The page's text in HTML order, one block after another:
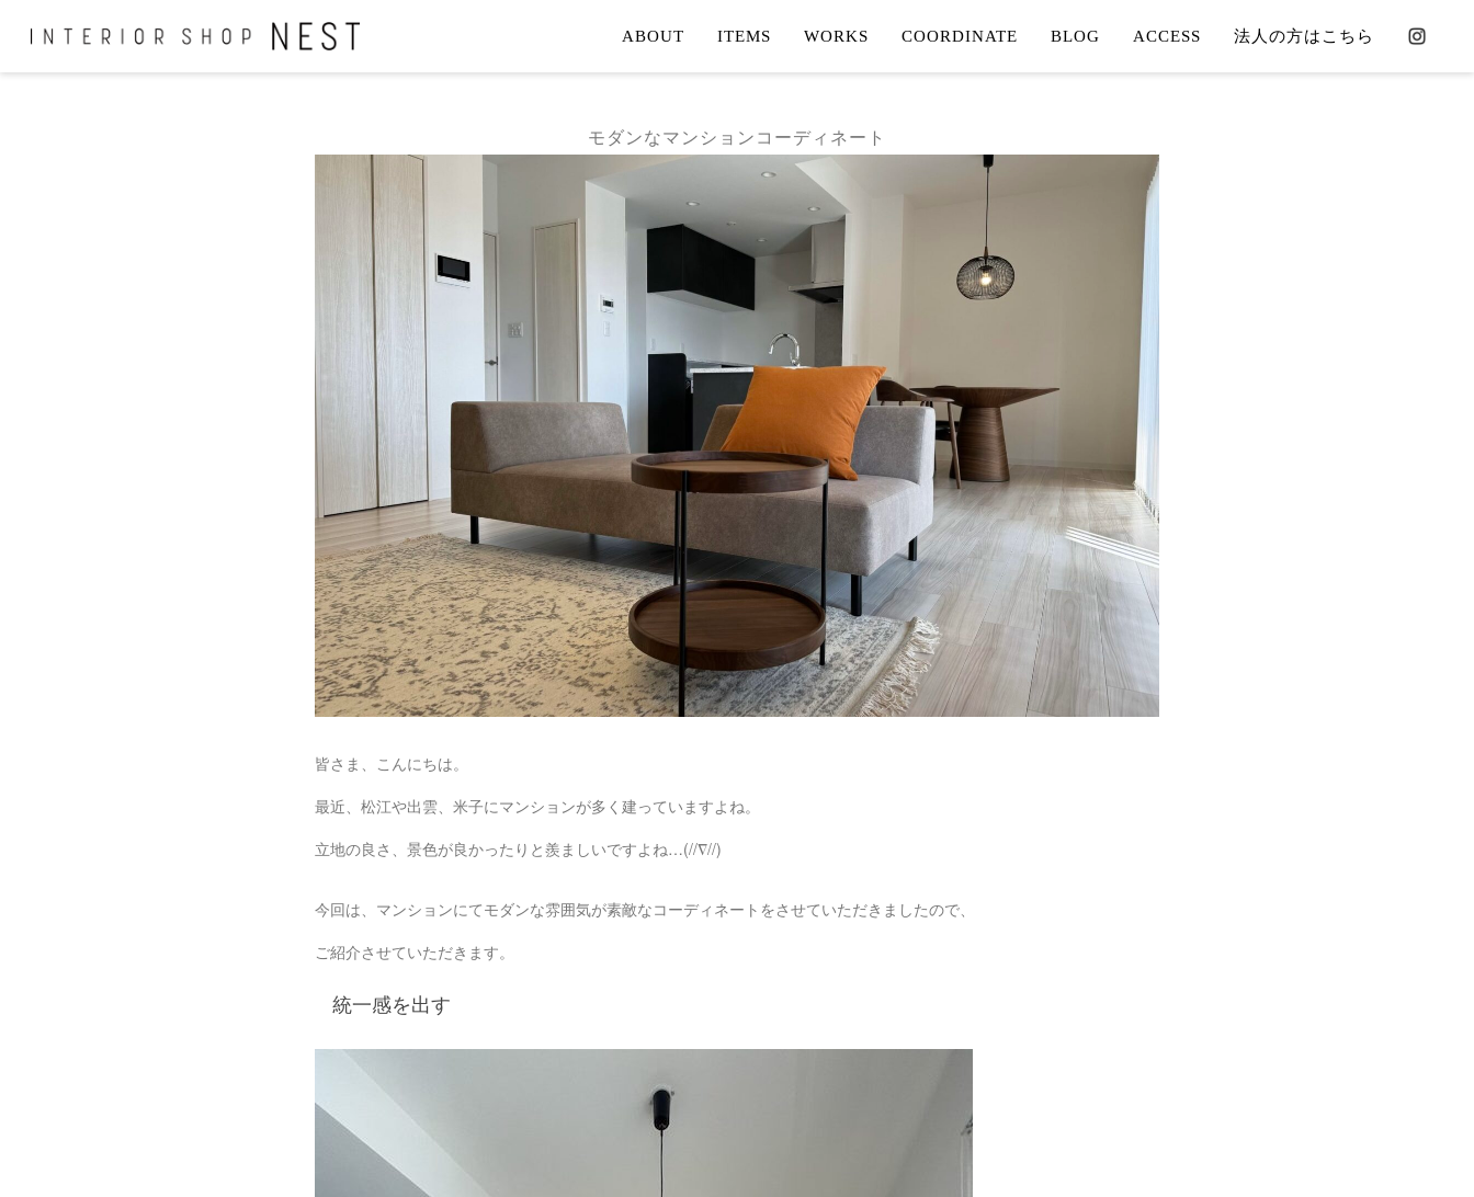
ABOUT ITEMS
LIGHTING
WORKS COORDINATE BLOG ACCESS 法人の方はこちら
モダンなマンションコーディネート
皆さま、こんにちは。
最近、松江や出雲、米子にマンションが多く建っていますよね。
立地の良さ、景色が良かったりと羨ましいですよね…(//∇//)
今回は、マンションにてモダンな雰囲気が素敵なコーディネートをさせていただきましたので、
ご紹介させていただきます。
統一感を出す